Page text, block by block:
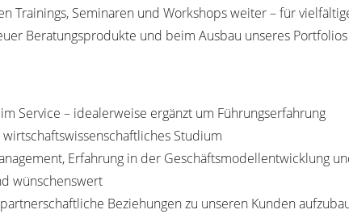
Trainings, Seminaren und Workshops weiter – für
Beratungsprodukte und beim Ausbau unseres
Service – idealerweise ergänzt um Führungserfahrung
Studium
Erfahrung in der Geschäftsmodellentwicklung
wünschenswert
Beziehungen zu unseren Kunden